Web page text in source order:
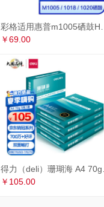
￥69.00
￥105.00